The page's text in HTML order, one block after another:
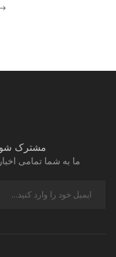
مشترک
ما به شما تمامی